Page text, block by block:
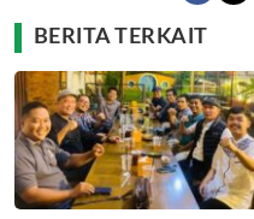
BERITA TERKAIT